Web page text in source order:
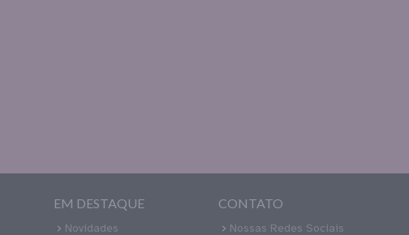
EM DESTAQUE
Novidades
CONTATO
Nossas Redes Sociais